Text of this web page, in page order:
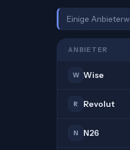
Einige
ANBIETER
W Wise
R Revolut
N N26